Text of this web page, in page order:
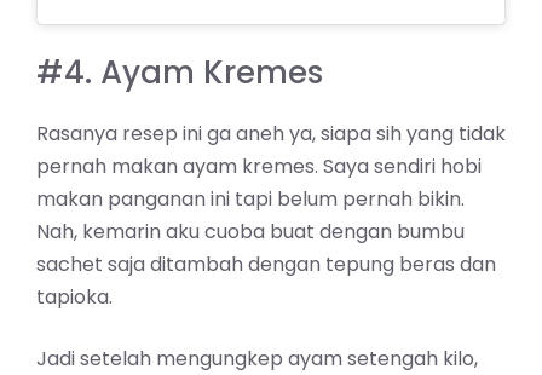
#4. Ayam Kremes
Rasanya resep ini ga aneh ya, siapa sih yang tidak
pernah makan ayam kremes. Saya sendiri hobi
makan panganan ini tapi belum pernah bikin.
Nah, kemarin aku cuoba buat dengan bumbu
sachet saja ditambah dengan tepung beras dan
tapioka.
Jadi setelah mengungkep ayam setengah kilo,